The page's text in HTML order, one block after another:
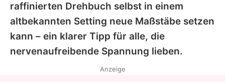
raffinierten Drehbuch selbst in einem
altbekannten Setting neue Maßstäbe setzen
kann – ein klarer Tipp für alle, die
nervenaufreibende Spannung lieben.
Anzeige